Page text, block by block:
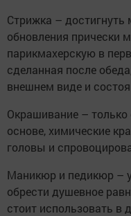
Стрижка –
обновления прически
парикмахерскую в
сделанная после
внешнем виде и
Окрашивание – только
основе, химические
головы и
Маникюр и педикюр –
обрести душевное
стоит использовать в